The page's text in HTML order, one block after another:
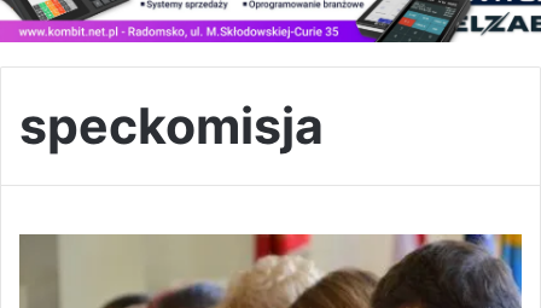
speckomisja